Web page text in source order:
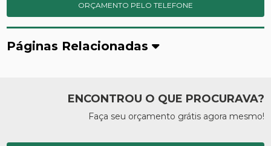
ORÇAMENTO PELO TELEFONE
Páginas Relacionadas
ENCONTROU O QUE PROCURAVA?
Faça seu orçamento grátis agora mesmo!